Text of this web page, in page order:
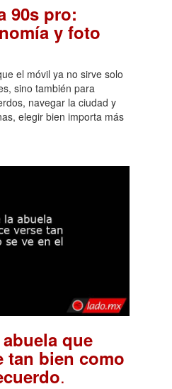
90s pro:
y foto
el móvil ya no sirve solo
sino también para
navegar la ciudad y
elegir bien importa más
que
tan bien como
.